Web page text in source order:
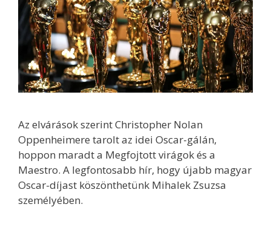
Az elvárások szerint Christopher Nolan
Oppenheimere tarolt az idei Oscar-gálán,
hoppon maradt a Megfojtott virágok és a
Maestro. A legfontosabb hír, hogy újabb magyar
Oscar-díjast köszönthetünk Mihalek Zsuzsa
személyében.